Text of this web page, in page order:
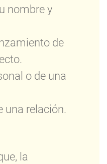
nombre y
de
o de una
una relación.
la